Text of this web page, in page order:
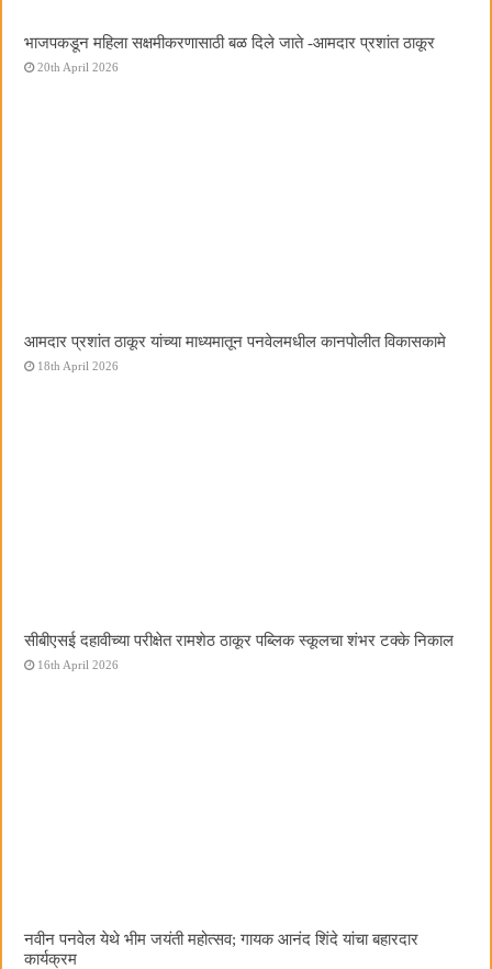
भाजपकडून महिला सक्षमीकरणासाठी बळ दिले जाते -आमदार प्रशांत ठाकूर
20th April 2026
आमदार प्रशांत ठाकूर यांच्या माध्यमातून पनवेलमधील कानपोलीत विकासकामे
18th April 2026
सीबीएसई दहावीच्या परीक्षेत रामशेठ ठाकूर पब्लिक स्कूलचा शंभर टक्के निकाल
16th April 2026
नवीन पनवेल येथे भीम जयंती महोत्सव; गायक आनंद शिंदे यांचा बहारदार
कार्यक्रम